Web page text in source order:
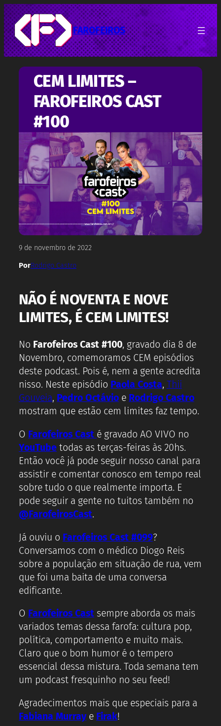
Pular
para
o
conteúdo
FAROFEIROS
CEM LIMITES –
FAROFEIROS CAST
#100
9 de novembro de 2022
PorRodrigo Castro
NÃO É NOVENTA E NOVE
LIMITES, É CEM LIMITES!
No Farofeiros Cast #100, gravado dia 8 de
Novembro, comemoramos CEM episódios
deste podcast. Pois é, nem a gente acredita
nisso. Neste episódio Paola Costa, Thii
Gouveia, Pedro Octávioe Rodrigo Castro
mostram que estão cem limites faz tempo.
O Farofeiros Cast é gravado AO VIVO no
YouTubetodas as terças-feiras às 20hs.
Então você já pode seguir nosso canal para
assistir e comentar conosco em tempo real
sobre tudo o que realmente importa. E
pode seguir a gente no tuitos também no
@FarofeirosCast.
Já ouviu o Farofeiros Cast #099?
Conversamos com o médico Diogo Reis
sobre a população em situação de rua, vem
que foi uma baita de uma conversa
edificante.
O Farofeiros Castsempre aborda os mais
variados temas dessa farofa: cultura pop,
política, comportamento e muito mais.
Claro que o bom humor é o tempero
essencial dessa mistura. Toda semana tem
um podcast fresquinho no seu feed!
Agradecimentos mais que especiais para a
Fabiana Murraye Firak!